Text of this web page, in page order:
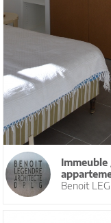
Benoit